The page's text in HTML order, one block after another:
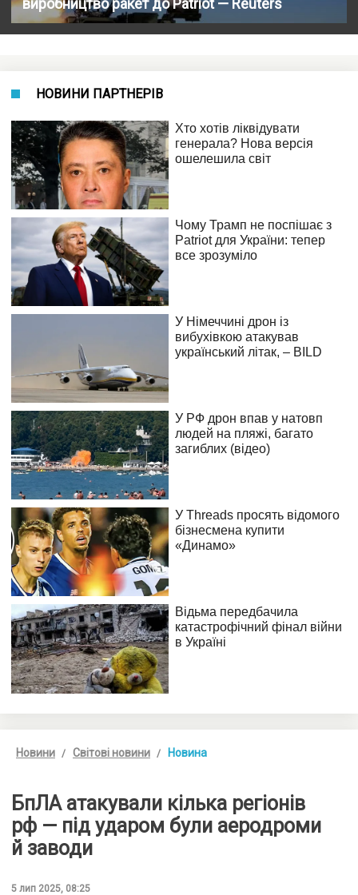
виробництво ракет до Patriot — Reuters
НОВИНИ ПАРТНЕРІВ
Новини Світові новини Новина
БпЛА атакували кілька регіонів
рф — під ударом були аеродроми
й заводи
5 лип 2025, 08:25